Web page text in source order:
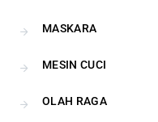
MASKARA
MESIN CUCI
OLAH RAGA